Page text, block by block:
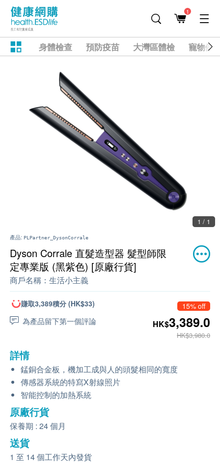
1
身體檢查 預防疫苗 大灣區體檢 寵物健
1 / 1
產品: PLPartner_DysonCorrale
Dyson Corrale 直髮造型器 髮型師限
定專業版 (黑紫色) [原廠行貨]
商戶名稱： 生活小主義
賺取3,389積分 (HK$33)
為產品留下第一個評論
15% off
HK$3,389.0
HK$3,980.0
詳情
錳銅合金板，機加工成與人的頭髮相同的寬度
傳感器系統的特寫X射線照片
智能控制的加熱系統
原廠行貨
保養期 : 24 個月
送貨
1 至 14 個工作天內發貨